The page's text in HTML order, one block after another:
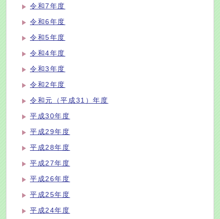
令和7年度
令和6年度
令和5年度
令和4年度
令和3年度
令和2年度
令和元（平成31）年度
平成30年度
平成29年度
平成28年度
平成27年度
平成26年度
平成25年度
平成24年度